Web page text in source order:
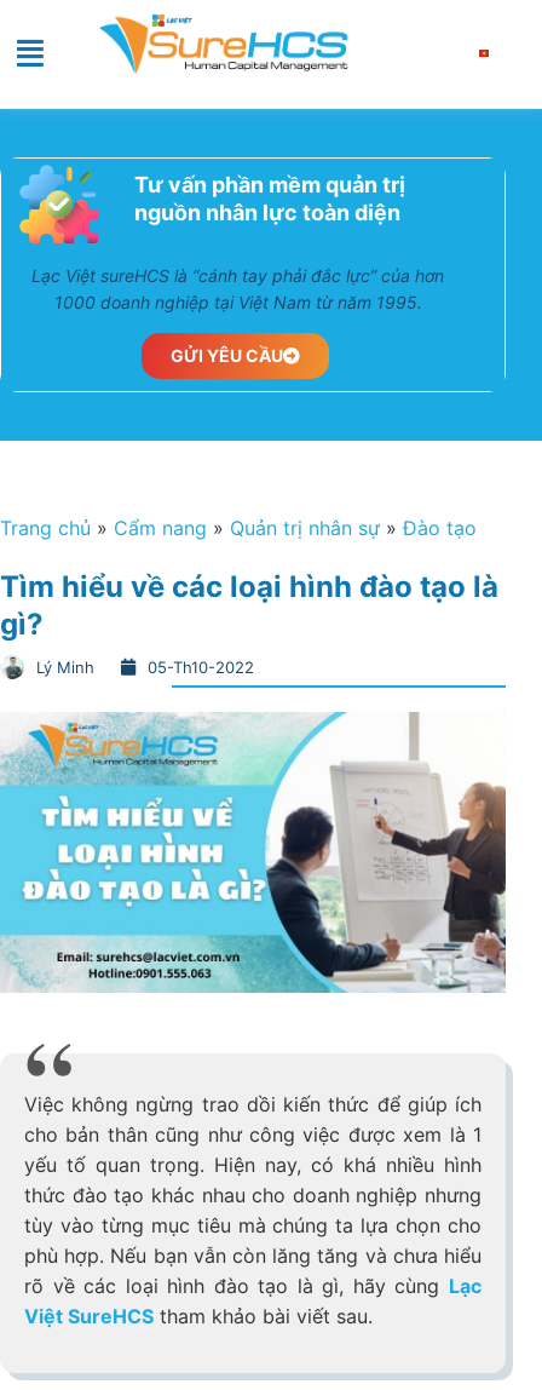
Tư vấn phần mềm quản trị
nguồn nhân lực toàn diện
Lạc Việt sureHCS là “cánh tay phải đắc lực” của hơn
1000 doanh nghiệp tại Việt Nam từ năm 1995.
GỬI YÊU CẦU
Trang chủ » Cẩm nang » Quản trị nhân sự»Đào tạo
Tìm hiểu về các loại hình đào tạo là
gì?
Lý Minh 05-Th10-2022
Việc không ngừng trao dồi kiến thức để giúp ích
cho bản thân cũng như công việc được xem là 1
yếu tố quan trọng. Hiện nay, có khá nhiều hình
thức đào tạo khác nhau cho doanh nghiệp nhưng
tùy vào từng mục tiêu mà chúng ta lựa chọn cho
phù hợp. Nếu bạn vẫn còn lăng tăng và chưa hiểu
rõ về các loại hình đào tạo là gì, hãy cùng Lạc
Việt SureHCS tham khảo bài viết sau.